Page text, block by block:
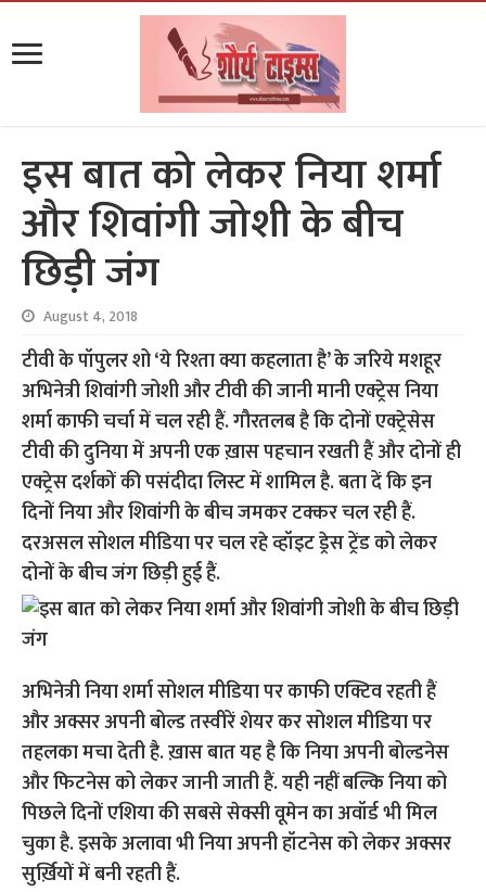
इस बात को लेकर निया शर्मा
और शिवांगी जोशी के बीच
छिड़ी जंग
August 4, 2018
टीवी के पॉपुलर शो ‘ये रिश्ता क्या कहलाता है’ के जरिये मशहूर
अभिनेत्री शिवांगी जोशी और टीवी की जानी मानी एक्ट्रेस निया
शर्मा काफी चर्चा में चल रही हैं. गौरतलब है कि दोनों एक्ट्रेसेस
टीवी की दुनिया में अपनी एक ख़ास पहचान रखती हैं और दोनों ही
एक्ट्रेस दर्शकों की पसंदीदा लिस्ट में शामिल है. बता दें कि इन
दिनों निया और शिवांगी के बीच जमकर टक्कर चल रही हैं.
दरअसल सोशल मीडिया पर चल रहे व्हॉइट ड्रेस ट्रेंड को लेकर
दोनों के बीच जंग छिड़ी हुई हैं.
अभिनेत्री निया शर्मा सोशल मीडिया पर काफी एक्टिव रहती हैं
और अक्सर अपनी बोल्ड तस्वीरें शेयर कर सोशल मीडिया पर
तहलका मचा देती है. ख़ास बात यह है कि निया अपनी बोल्डनेस
और फिटनेस को लेकर जानी जाती हैं. यही नहीं बल्कि निया को
पिछले दिनों एशिया की सबसे सेक्सी वूमेन का अवॉर्ड भी मिल
चुका है. इसके अलावा भी निया अपनी हॉटनेस को लेकर अक्सर
सुर्ख़ियों में बनी रहती हैं.